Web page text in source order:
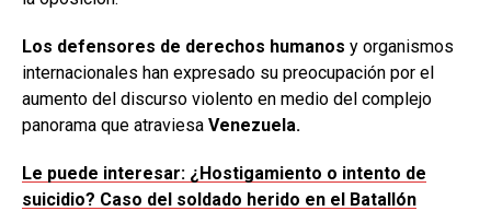
Los defensores de derechos humanos y organismos
internacionales han expresado su preocupación por el
aumento del discurso violento en medio del complejo
panorama que atraviesa Venezuela.
Le puede interesar: ¿Hostigamiento o intento de
suicidio? Caso del soldado herido en el Batallón